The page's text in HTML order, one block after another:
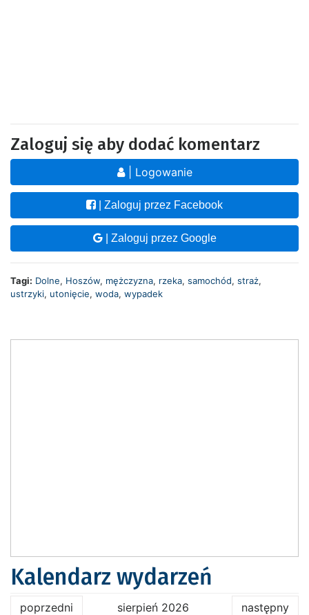
Zaloguj się aby dodać komentarz
| Logowanie
| Zaloguj przez Facebook
| Zaloguj przez Google
Tagi: Dolne, Hoszów, mężczyzna, rzeka, samochód, straż,
ustrzyki, utonięcie, woda, wypadek
Kalendarz wydarzeń
poprzedni sierpień 2026 następny